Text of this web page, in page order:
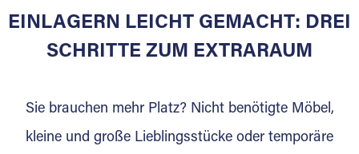
Sie bieten Kunden Lagerraum zur Miete, der
für die Einlagerung von Umzugsgut gebaut
Lagerkunden und Vermietungen.
Ihre Vorteile als Extraraum Partner:
EINLAGERN LEICHT GEMACHT: DREI
SCHRITTE ZUM EXTRARAUM
Sie brauchen mehr Platz? Nicht benötigte Möbel,
kleine und große Lieblingsstücke oder temporäre